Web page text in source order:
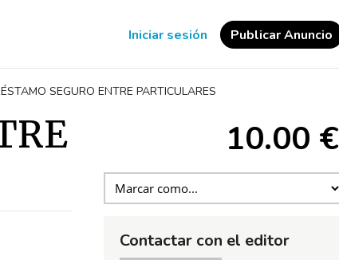
Iniciar sesión Publicar Anuncio
SEGURO ENTRE PARTICULARES
10.00 €
Contactar con el editor